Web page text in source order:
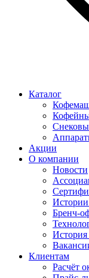
Каталог
Акции
О компании
Новости
Истории
Бренч-
История
Клиентам
Расчёт